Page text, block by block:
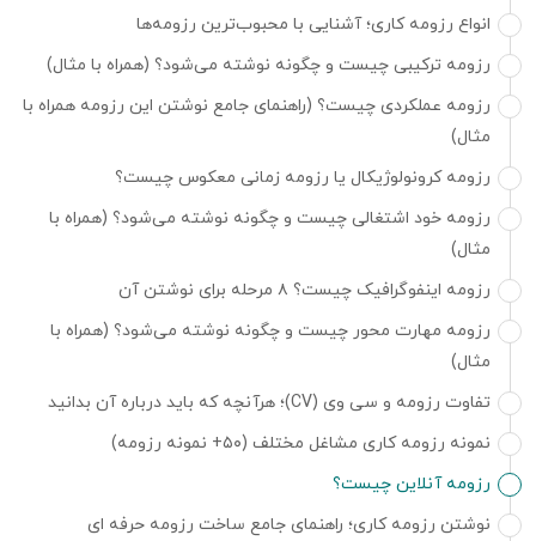
انواع رزومه کاری؛ آشنایی با محبوب‌ترین رزومه‌ها
رزومه ترکیبی چیست و چگونه نوشته می‌شود؟ (همراه با مثال)
رزومه عملکردی چیست؟ (راهنمای جامع نوشتن این رزومه همراه با
مثال)
رزومه کرونولوژیکال یا رزومه زمانی معکوس چیست؟
رزومه خود اشتغالی چیست و چگونه نوشته می‌شود؟ (همراه با
مثال)
رزومه اینفوگرافیک چیست؟ ۸ مرحله برای نوشتن آن
رزومه مهارت محور چیست و چگونه نوشته می‌شود؟ (همراه با
مثال)
تفاوت رزومه و سی وی (CV)؛ هرآنچه که باید درباره آن بدانید
نمونه رزومه کاری مشاغل مختلف (۵۰+ نمونه رزومه)
رزومه آنلاین چیست؟
نوشتن رزومه کاری؛ راهنمای جامع ساخت رزومه حرفه ای